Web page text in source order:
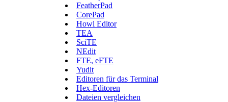
FeatherPad
CorePad
Howl Editor
TEA
SciTE
NEdit
FTE, eFTE
Yudit
Editoren für das Terminal
Hex-Editoren
Dateien vergleichen